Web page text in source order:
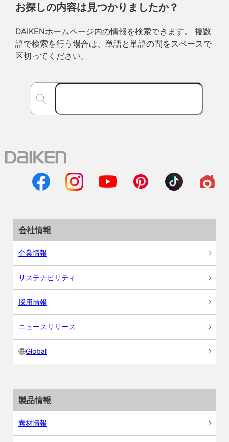
お探しの内容は見つかりましたか？
DAIKENホームページ内の情報を検索できます。 複数
語で検索を行う場合は、単語と単語の間をスペースで
区切ってください。
会社情報
企業情報
サステナビリティ
採用情報
ニュースリリース
Global
製品情報
素材情報